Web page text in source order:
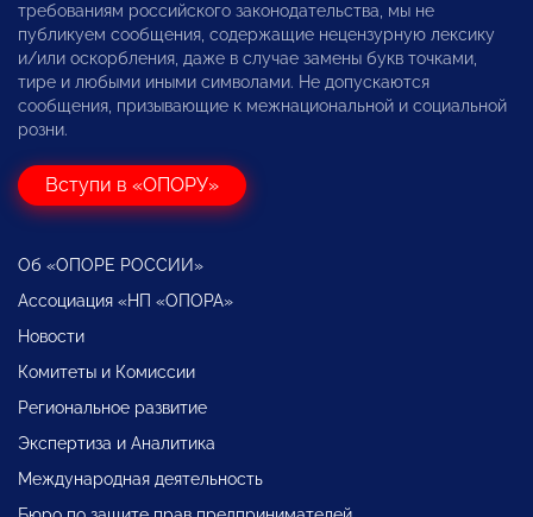
требованиям российского законодательства, мы не
публикуем сообщения, содержащие нецензурную лексику
и/или оскорбления, даже в случае замены букв точками,
тире и любыми иными символами. Не допускаются
сообщения, призывающие к межнациональной и социальной
розни.
Вступи в «ОПОРУ»
Об «ОПОРЕ РОССИИ»
Ассоциация «НП «ОПОРА»
Новости
Комитеты и Комиссии
Региональное развитие
Экспертиза и Аналитика
Международная деятельность